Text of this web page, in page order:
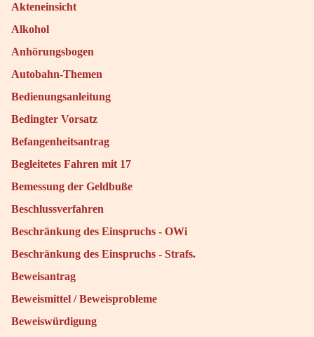
Akteneinsicht
Alkohol
Anhörungsbogen
Autobahn-Themen
Bedienungsanleitung
Bedingter Vorsatz
Befangenheitsantrag
Begleitetes Fahren mit 17
Bemessung der Geldbuße
Beschlussverfahren
Beschränkung des Einspruchs - OWi
Beschränkung des Einspruchs - Strafs.
Beweisantrag
Beweismittel / Beweisprobleme
Beweiswürdigung